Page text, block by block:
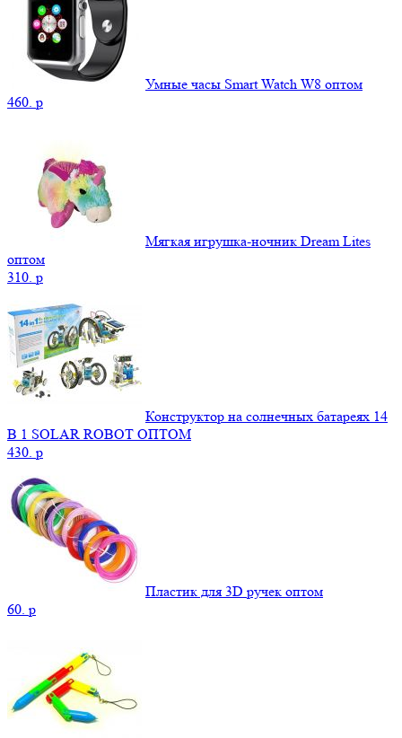
Умные часы Smart Watch W8 оптом
460. p
Мягкая игрушка-ночник Dream Lites
оптом
310. p
Конструктор на солнечных батареях 14
В 1 SOLAR ROBOT ОПТОМ
430. p
Пластик для 3D ручек оптом
60. p